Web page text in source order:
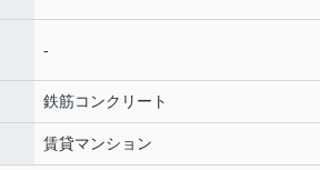
-
鉄筋コンクリート
賃貸マンション